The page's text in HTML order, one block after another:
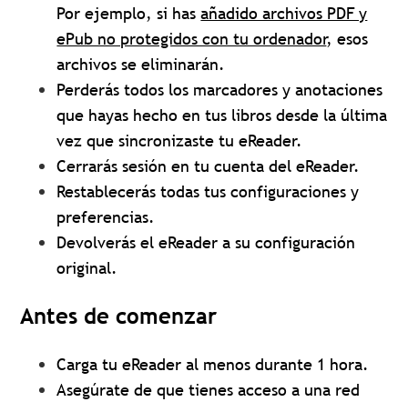
Por ejemplo, si hasañadido archivos PDF y
ePub no protegidos con tu ordenador, esos
archivos se eliminarán.
Perderás todos los marcadores y anotaciones
que hayas hecho en tus libros desde la última
vez que sincronizaste tu eReader.
Cerrarás sesión en tu cuenta del eReader.
Restablecerás todas tus configuraciones y
preferencias.
Devolverás el eReader a su configuración
original.
Antes de comenzar
Carga tu eReader al menos durante 1 hora.
Asegúrate de que tienes acceso a una red